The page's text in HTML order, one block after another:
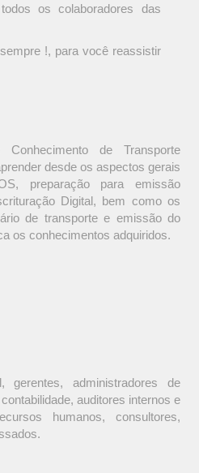
os colaboradores das
!, para você reassistir
de Transporte
desde os aspectos gerais
preparação para emissão
Digital, bem como os
de transporte e emissão do
os conhecimentos adquiridos.
gerentes, administradores de
auditores internos e
humanos, consultores,